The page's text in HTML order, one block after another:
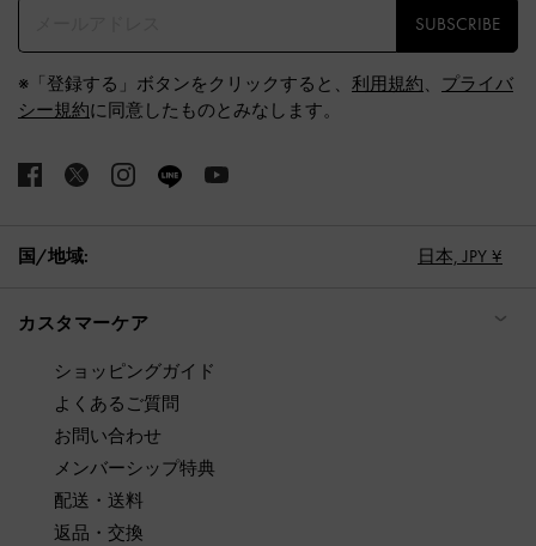
SUBSCRIBE
※「登録する」ボタンをクリックすると、 利用規約、 プライバ
シー規約に同意したものとみなします。
国/地域: 日本, JPY ¥
カスタマーケア
ショッピングガイド
よくあるご質問
お問い合わせ
メンバーシップ特典
配送・送料
返品・交換